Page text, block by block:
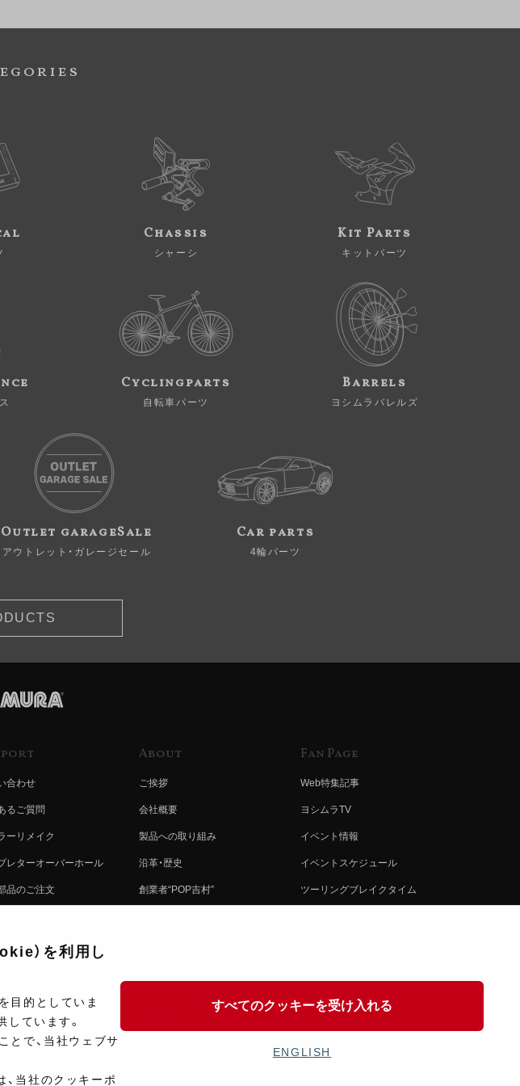
Chassis
シャーシ
Kit Parts
キットパーツ
Cyclingparts
自転車パーツ
Barrels
ヨシムラバレルズ
Outlet garageSale
アウトレット・ガレージセール
Car parts
4輪パーツ
合わせ
るご質問
ーリメイク
レターオーバーホール
品のご注文
関する重要なお知らせ
トについて
プ情報
ニュアル検索
About
ご挨拶
会社概要
製品への取り組み
沿革・歴史
創業者“POP吉村”
Fan Page
Web特集記事
ヨシムラTV
イベント情報
イベントスケジュール
ツーリングブレイクタイム
）を利用し
目的としていま
しています。
とで、当社ウェブサ
当社のクッキーポ
すべてのクッキーを受け入れる
ENGLISH